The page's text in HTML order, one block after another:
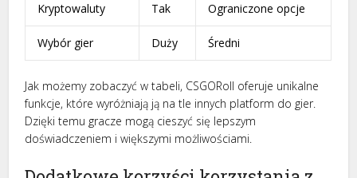
Kryptowaluty Tak Ograniczone opcje
Wybór gier Duży Średni
Jak możemy zobaczyć w tabeli, CSGORoll oferuje unikalne
funkcje, które wyróżniają ją na tle innych platform do gier.
Dzięki temu gracze mogą cieszyć się lepszym
doświadczeniem i większymi możliwościami.